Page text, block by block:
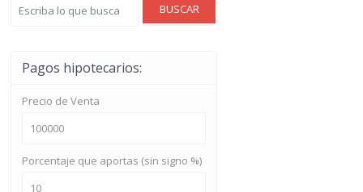
BUSCAR
Pagos hipotecarios:
Precio de Venta
Porcentaje que aportas (sin signo %)